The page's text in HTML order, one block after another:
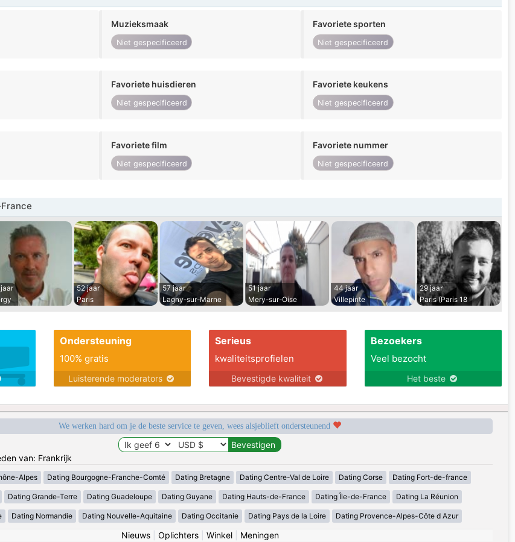
Muzieksmaak
Niet gespecificeerd
Favoriete sporten
Niet gespecificeerd
Favoriete huisdieren
Niet gespecificeerd
Favoriete keukens
Niet gespecificeerd
Favoriete film
Niet gespecificeerd
Favoriete nummer
Niet gespecificeerd
52 jaar
Paris
57 jaar
Lagny-sur-Marne
51 jaar
Mery-sur-Oise
44 jaar
Villepinte
29 jaar
Paris (Paris 18
Ondersteuning
100% gratis
Luisterende moderators
Serieus
kwaliteitsprofielen
Bevestigde kwaliteit
Bezoekers
Veel bezocht
Het beste
We werken hard om je de beste service te geven, wees alsjeblieft ondersteunend
van: Frankrijk
Alpes Dating Bourgogne-Franche-Comté Dating Bretagne Dating Centre-Val de Loire Dating Corse Dating Fort-de-france
Dating Grande-Terre Dating Guadeloupe Dating Guyane Dating Hauts-de-France Dating Île-de-France Dating La Réunion
Dating Normandie Dating Nouvelle-Aquitaine Dating Occitanie Dating Pays de la Loire Dating Provence-Alpes-Côte d Azur
Nieuws| Oplichters| Winkel| Meningen